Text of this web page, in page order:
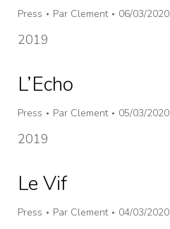
Press Par Clement 06/03/2020
2019
L’Echo
Press Par Clement 05/03/2020
2019
Le Vif
Press Par Clement 04/03/2020